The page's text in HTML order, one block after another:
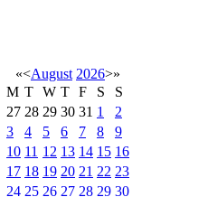
«<August 2026>»
M T W T F S
S
27 28 29 30 31 1
2
3
4 5 6 7 8
9
10 11 12 13 14 15 16
17 18 19 20 21 22 23
24 25 26 27 28 29 30